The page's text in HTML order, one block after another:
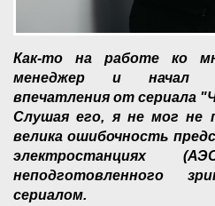
Как-то на работе ко
менеджер и начал
впечатления от сериала
Слушая его, я не мог не
велика ошибочность
электростанциях
неподготовленного
сериалом.